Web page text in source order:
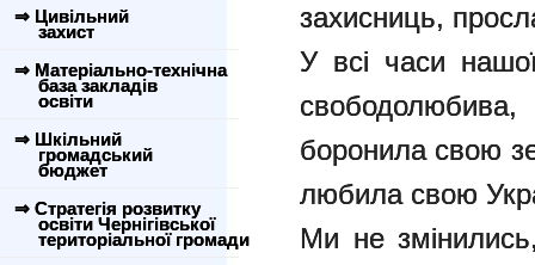
⇒ Цивільний
захист
⇒ Матеріально-технічна
база закладів
освіти
⇒ Шкільний
громадський
бюджет
⇒ Стратегія розвитку
освіти Чернігівської
територіальної громади
захисниць,
У всі часи нашої
боронила свою
любила свою
Ми не